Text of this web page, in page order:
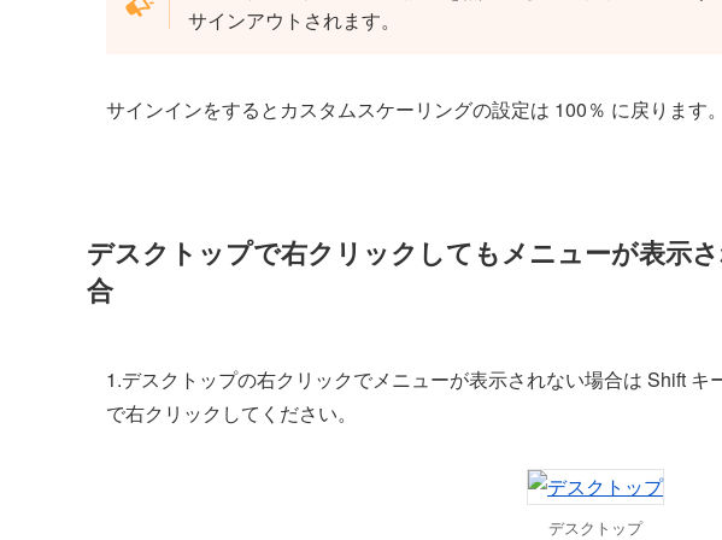
サインアウトされます。
サインインをするとカスタムスケーリングの設定は 100％ に戻ります。
デスクトップで右クリックしてもメニューが表示
合
1.デスクトップの右クリックでメニューが表示されない場合は Shift キ
で右クリックしてください。
デスクトップ